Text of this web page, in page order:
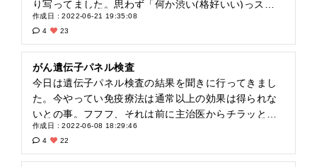
り写ってました。思わず「何か渋い(格好いい)っスね
～」って先生に言っちゃった。先生見たら苦笑い(笑)
作成日 : 2022-06-21 19:35:08
4
23
がん遺伝子パネル検査
今日は遺伝子パネル検査の結果を聞きに行ってきまし
た。今やってい免疫療法は通常以上の効果は得られな
いとの事。フフフ、それは前に主治医からチラッと聞
いたさ?私の今の状態により効き目のある治療が無いわ
けではないが、まだ臨床実験段階であるということ。
受けれるのが東京であること。採血など検査の頻度の
作成日 : 2022-06-08 18:29:46
4
22